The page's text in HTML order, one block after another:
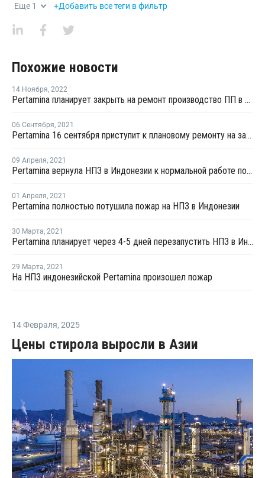
Еще 1 +Добавить все теги в фильтр
Похожие новости
14 Ноября, 2022
Pertamina планирует закрыть на ремонт производство ПП в Индонезии в четвертом квартале 2023 года
06 Сентября, 2021
Pertamina 16 сентября приступит к плановому ремонту на заводе ПП в Индонезии
09 Апреля, 2021
Pertamina вернула НПЗ в Индонезии к нормальной работе после пожара
01 Апреля, 2021
Pertamina полностью потушила пожар на НПЗ в Индонезии
30 Марта, 2021
Pertamina планирует через 4-5 дней перезапустить НПЗ в Индонезии после пожара
29 Марта, 2021
На НПЗ индонезийской Pertamina произошел пожар
14 Февраля, 2025
Цены стирола выросли в Азии